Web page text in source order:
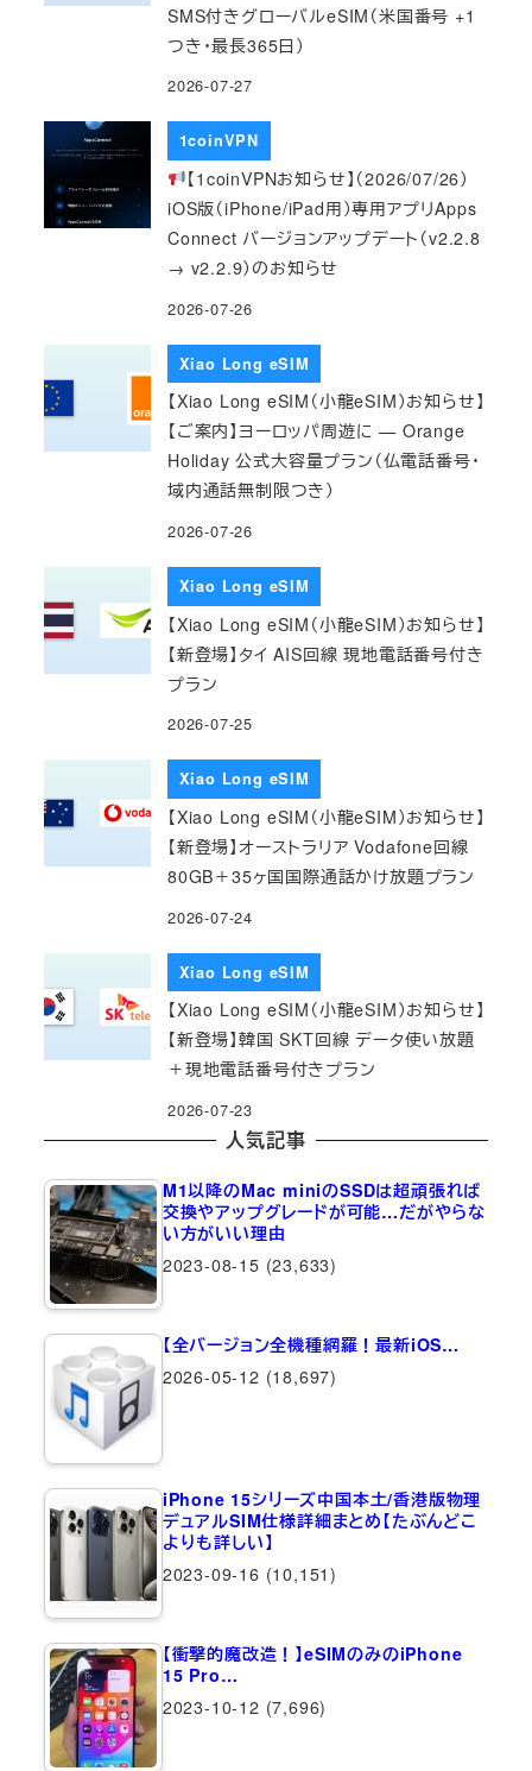
SMS付きグローバルeSIM（米国番号 +1
つき・最長365日）
2026-07-27
1coinVPN
【1coinVPNお知らせ】（2026/07/26）
iOS版（iPhone/iPad用）専用アプリApps
Connect バージョンアップデート（v2.2.8
→ v2.2.9）のお知らせ
2026-07-26
Xiao Long eSIM
【Xiao Long eSIM（小龍eSIM）お知らせ】
【ご案内】ヨーロッパ周遊に — Orange
Holiday 公式大容量プラン（仏電話番号・
域内通話無制限つき）
2026-07-26
Xiao Long eSIM
【Xiao Long eSIM（小龍eSIM）お知らせ】
【新登場】タイ AIS回線 現地電話番号付き
プラン
2026-07-25
Xiao Long eSIM
【Xiao Long eSIM（小龍eSIM）お知らせ】
【新登場】オーストラリア Vodafone回線
80GB＋35ヶ国国際通話かけ放題プラン
2026-07-24
Xiao Long eSIM
【Xiao Long eSIM（小龍eSIM）お知らせ】
【新登場】韓国 SKT回線 データ使い放題
＋現地電話番号付きプラン
2026-07-23
人気記事
M1以降のMac miniのSSDは超頑張れば
交換やアップグレードが可能…だがやらな
い方がいい理由
2023-08-15 (23,633)
【全バージョン全機種網羅！最新iOS…
2026-05-12 (18,697)
iPhone 15シリーズ中国本土/香港版物理
デュアルSIM仕様詳細まとめ【たぶんどこ
よりも詳しい】
2023-09-16 (10,151)
【衝撃的魔改造！】eSIMのみのiPhone
15 Pro…
2023-10-12 (7,696)